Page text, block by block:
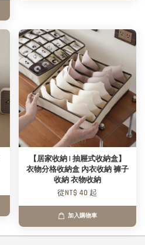
【居家收納 | 抽屜式收納盒】
衣物分格收納盒 內衣收納 褲子
收納 衣物收納
從NT$ 40 起
加入購物車